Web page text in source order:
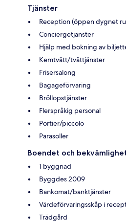
Tjänster
Reception (öppen dygnet
Conciergetjänster
Hjälp med bokning av
Kemtvätt/tvättjänster
Frisersalong
Bagageförvaring
Bröllopstjänster
Flerspråkig personal
Portier/piccolo
Parasoller
Boendet och
1 byggnad
Byggdes 2009
Bankomat/banktjänster
Värdeförvaringsskåp i
Trädgård